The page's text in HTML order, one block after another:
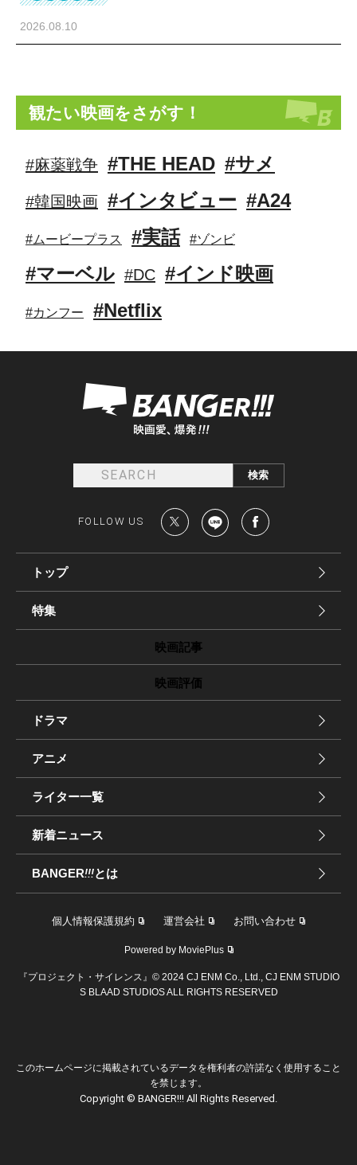
2026.08.10
観たい映画をさがす！
#麻薬戦争 #THE HEAD #サメ
#韓国映画 #インタビュー #A24
#ムービープラス #実話 #ゾンビ
#マーベル #DC #インド映画
#カンフー #Netflix
FOLLOW US
トップ
特集
映画記事
映画評価
ドラマ
アニメ
ライター一覧
新着ニュース
BANGER!!!とは
個人情報保護規約 運営会社 お問い合わせ
Powered by MoviePlus
『プロジェクト・サイレンス』© 2024 CJ ENM Co., Ltd., CJ ENM STUDIO
S BLAAD STUDIOS ALL RIGHTS RESERVED
このホームページに掲載されているデータを権利者の許諾なく使用すること
を禁じます。
Copyright © BANGER!!! All Rights Reserved.